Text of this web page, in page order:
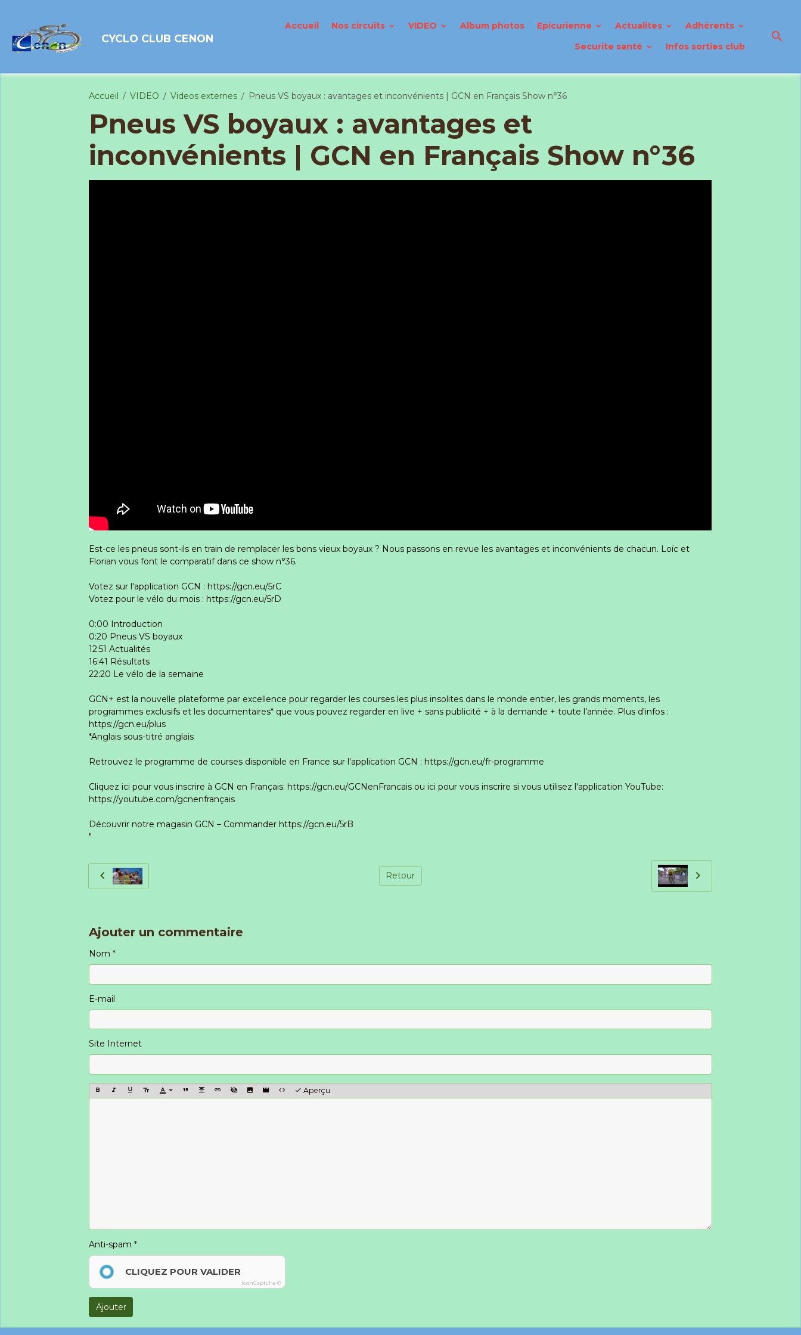
CYCLO CLUB CENON
Accueil Nos circuits VIDEO Album photos Epicurienne Actualites
Adhérents
Securite santé
Infos sorties club
Accueil VIDEO Videos externes Pneus VS boyaux : avantages et inconvénients | GCN en Français Show n°36
Pneus VS boyaux : avantages et
inconvénients | GCN en Français Show n°36
Est-ce les pneus sont-ils en train de remplacer les bons vieux boyaux ? Nous passons en revue les avantages et inconvénients de chacun. Loïc et
Florian vous font le comparatif dans ce show n°36.
Votez sur l'application GCN : https://gcn.eu/5rC
Votez pour le vélo du mois : https://gcn.eu/5rD
0:00 Introduction
0:20 Pneus VS boyaux
12:51 Actualités
16:41 Résultats
22:20 Le vélo de la semaine
GCN+ est la nouvelle plateforme par excellence pour regarder les courses les plus insolites dans le monde entier, les grands moments, les
programmes exclusifs et les documentaires* que vous pouvez regarder en live + sans publicité + à la demande + toute l’année. Plus d'infos :
https://gcn.eu/plus
*Anglais sous-titré anglais
Retrouvez le programme de courses disponible en France sur l'application GCN : https://gcn.eu/fr-programme
Cliquez ici pour vous inscrire à GCN en Français: https://gcn.eu/GCNenFrancais ou ici pour vous inscrire si vous utilisez l'application YouTube:
https://youtube.com/gcnenfrançais
Découvrir notre magasin GCN – Commander https://gcn.eu/5rB
"
Retour
Ajouter un commentaire
Nom
E-mail
Site Internet
Aperçu
Anti-spam
CLIQUEZ POUR VALIDER
IconCaptcha ©
Ajouter